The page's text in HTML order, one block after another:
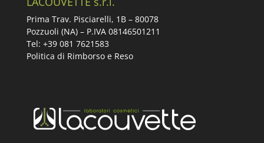
Prima Trav. Pisciarelli, 1B – 80078
Pozzuoli (NA) – P.IVA 08146501211
Tel: +39 081 7621583
Politica di Rimborso e Reso